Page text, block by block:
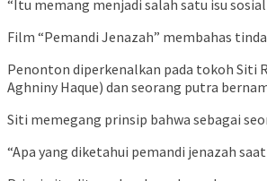
“Itu memang menjadi salah satu isu
Film “Pemandi Jenazah” membahas
Penonton diperkenalkan pada tokoh Siti
Aghniny Haque) dan seorang putra
Siti memegang prinsip bahwa sebagai
“Apa yang diketahui pemandi jenazah